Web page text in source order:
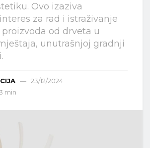
Ovo izaziva
za rad i istraživanje
od drveta u
unutrašnjoj gradnji
23/12/2024
min